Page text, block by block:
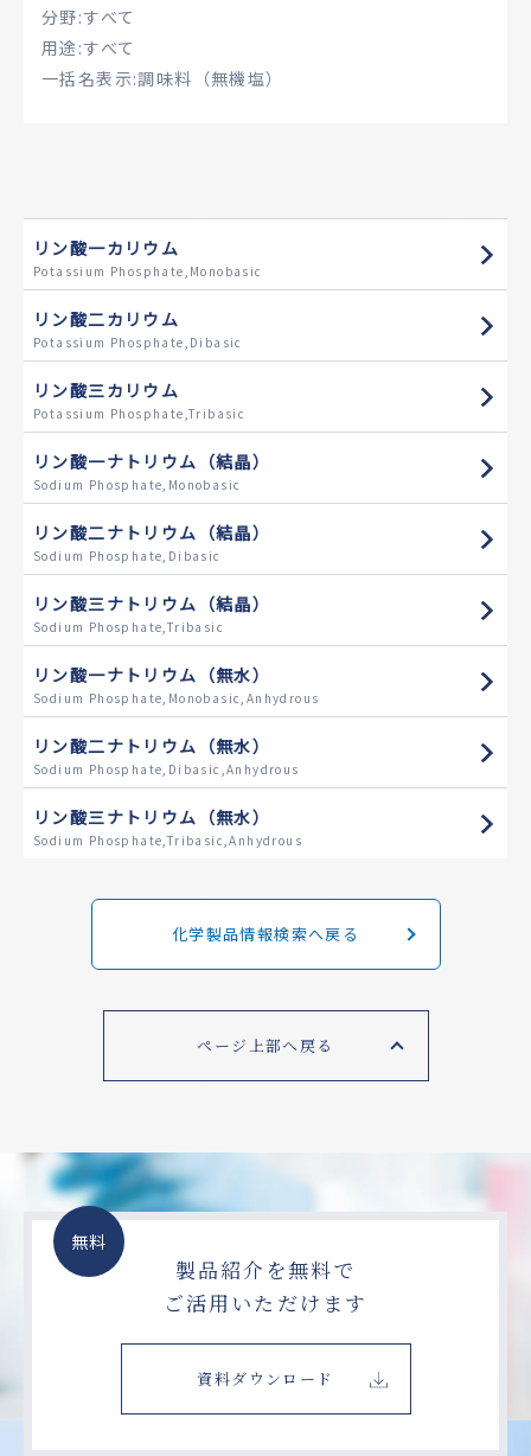
分野 すべて
用途 すべて
一括名表示 調味料（無機塩）
リン酸一カリウム
Potassium Phosphate,Monobasic
リン酸二カリウム
Potassium Phosphate,Dibasic
リン酸三カリウム
Potassium Phosphate,Tribasic
リン酸一ナトリウム（結晶）
Sodium Phosphate,Monobasic
リン酸二ナトリウム（結晶）
Sodium Phosphate,Dibasic
リン酸三ナトリウム（結晶）
Sodium Phosphate,Tribasic
リン酸一ナトリウム（無水）
Sodium Phosphate,Monobasic,Anhydrous
リン酸二ナトリウム（無水）
Sodium Phosphate,Dibasic,Anhydrous
リン酸三ナトリウム（無水）
Sodium Phosphate,Tribasic,Anhydrous
化学製品情報検索へ戻る
ページ上部へ戻る
無料
製品紹介を無料で
ご活用いただけます
資料ダウンロード